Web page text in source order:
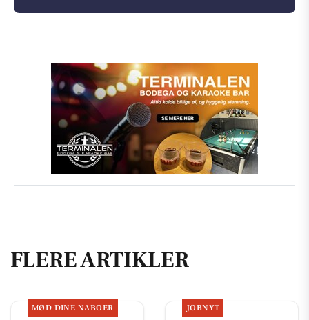
FLERE ARTIKLER
MØD DINE NABOER JOBNYT